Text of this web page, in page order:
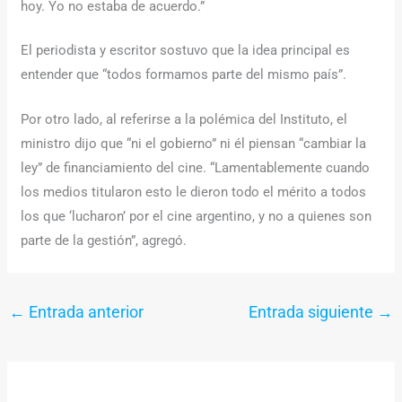
hoy. Yo no estaba de acuerdo.”
El periodista y escritor sostuvo que la idea principal es
entender que “todos formamos parte del mismo país”.
Por otro lado, al referirse a la polémica del Instituto, el
ministro dijo que “ni el gobierno” ni él piensan “cambiar la
ley” de financiamiento del cine. “Lamentablemente cuando
los medios titularon esto le dieron todo el mérito a todos
los que ‘lucharon’ por el cine argentino, y no a quienes son
parte de la gestión”, agregó.
← Entrada anterior Entrada siguiente →